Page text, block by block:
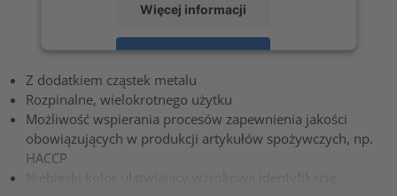
Więcej informacji
Zaakceptuj
powered byUsercentrics Consent Management Platform
Z dodatkiem cząstek metalu
Rozpinalne, wielokrotnego użytku
Możliwość wspierania procesów zapewnienia jakości
obowiązujących w produkcji artykułów spożywczych, np.
HACCP
Niebieski kolor ułatwiający wzrokową identyfikację